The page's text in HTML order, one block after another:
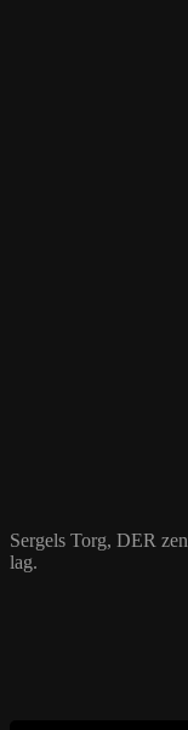
Sergels Torg, DER
lag.